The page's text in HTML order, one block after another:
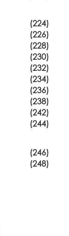
(224)
(226)
(228)
(230)
(232)
(234)
(236)
(238)
(242)
(244)
(246)
(248)